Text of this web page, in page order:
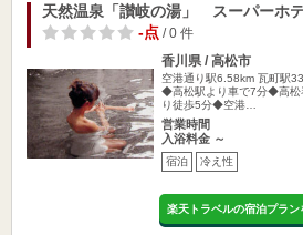
天然温泉「讃岐の湯」 スーパーホ
-点/ 0 件
香川県 / 高松市
空港通り駅6.58km 瓦町駅
◆高松駅より車で7分◆高松
り徒歩5分◆空港…
営業時間
入浴料金 ～
宿泊 冷え性
楽天トラベルの宿泊プラン